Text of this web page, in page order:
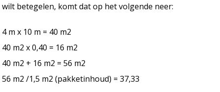
wilt betegelen, komt dat op het volgende neer:
4 m x 10 m = 40 m2
40 m2 x 0,40 = 16 m2
40 m2 + 16 m2 = 56 m2
56 m2 /1,5 m2 (pakketinhoud) = 37,33